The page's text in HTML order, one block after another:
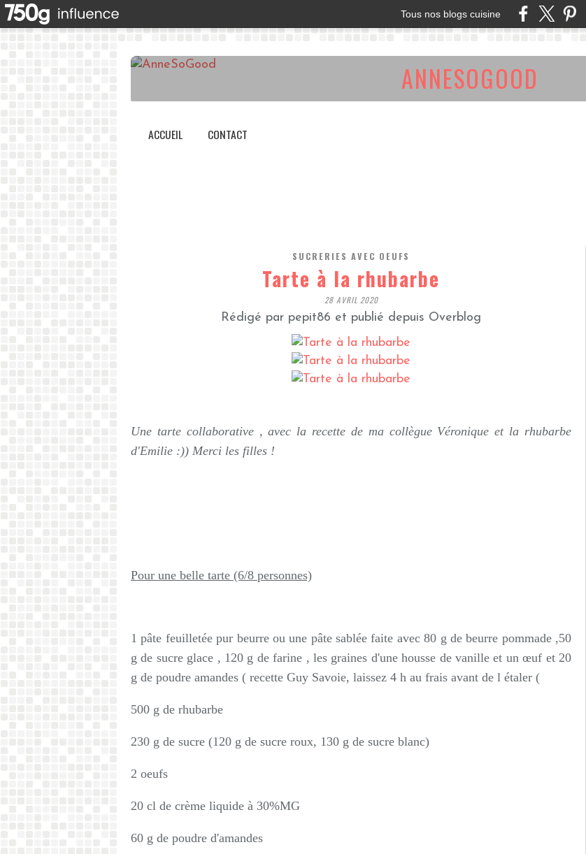
Tous nos blogs cuisine
ANNESOGOOD
ACCUEIL CONTACT
SUCRERIES AVEC OEUFS
Tarte à la rhubarbe
28 AVRIL 2020
Rédigé par pepit86 et publié depuis Overblog
Une tarte collaborative , avec la recette de ma collègue Véronique et la rhubarbe
d'Emilie :)) Merci les filles !
Pour une belle tarte (6/8 personnes)
1 pâte feuilletée pur beurre ou une pâte sablée faite avec 80 g de beurre pommade ,50
g de sucre glace , 120 g de farine , les graines d'une housse de vanille et un œuf et 20
g de poudre amandes ( recette Guy Savoie, laissez 4 h au frais avant de l étaler (
500 g de rhubarbe
230 g de sucre (120 g de sucre roux, 130 g de sucre blanc)
2 oeufs
20 cl de crème liquide à 30%MG
60 g de poudre d'amandes